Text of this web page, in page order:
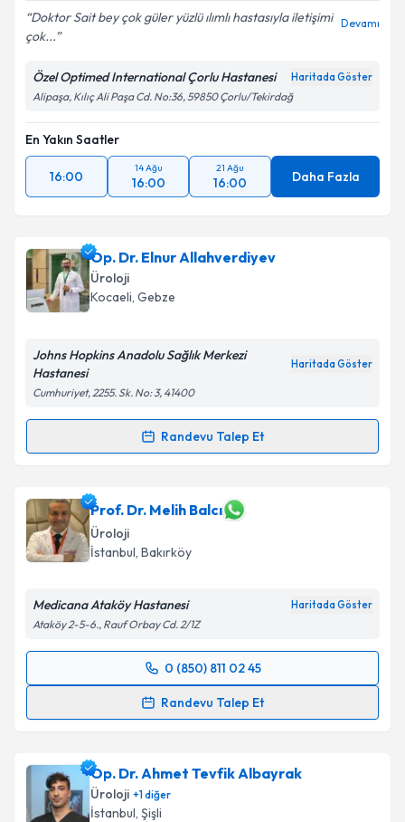
Doktor Sait bey çok güler yüzlü ılımlı hastasıyla iletişimi
çok...
Devamı
Özel Optimed International Çorlu Hastanesi Haritada Göster
Alipaşa, Kılıç Ali Paşa Cd. No:36, 59850 Çorlu/Tekirdağ
En Yakın Saatler
16:00
14 Ağu
16:00
21 Ağu
16:00 Daha Fazla
Op. Dr. Elnur Allahverdiyev
Üroloji
Kocaeli, Gebze
Johns Hopkins Anadolu Sağlık Merkezi
Hastanesi
Haritada Göster
Cumhuriyet, 2255. Sk. No: 3, 41400
Randevu Talep Et
Randevu Takvimi Talebi
Op. Dr. Elnur Allahverdiyeviçin randevu takvimi
talebi oluşturun. Size bu uzmandan randevu almanız
için bir takvim hazırlandığında e-posta ile
bilgilendireceğiz.
Kişisel verilerimin işlenmesine ilişkinAydınlatma
'ni okudum ve kişisel verilerimin belirtilen
kapsamda işlenmesini kabul ediyorum.
Takvim Talebini Gönder
Prof. Dr. Melih Balcı
Üroloji
İstanbul, Bakırköy
Medicana Ataköy Hastanesi Haritada Göster
Ataköy 2-5-6., Rauf Orbay Cd. 2/1Z
0 (850) 811 02 45
Randevu Talep Et
Randevu Takvimi Talebi
takvim hazırlandığında e-posta ile bilgilendireceğiz.
E-posta Adresiniz
Op. Dr. Ahmet Tevfik Albayrak
Üroloji +1diğer
İstanbul, Şişli